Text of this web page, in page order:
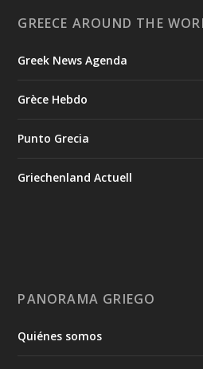
GREECE AROUND THE
Greek News Agenda
Grèce Hebdo
Punto Grecia
Griechenland Actuell
PANORAMA GRIEGO
Quiénes somos